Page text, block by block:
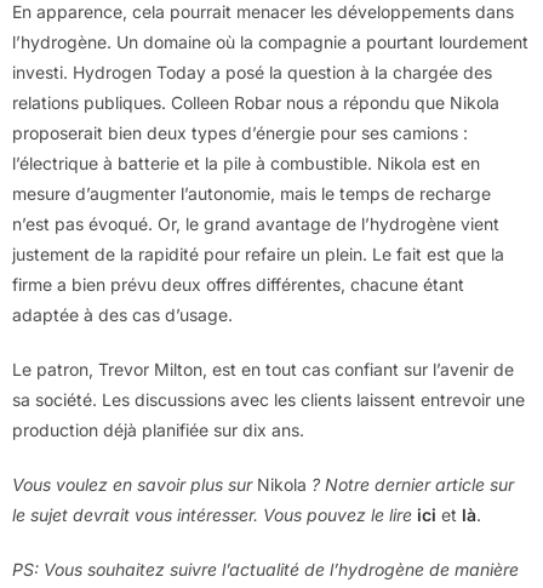
En apparence, cela pourrait menacer les développements dans
l’hydrogène. Un domaine où la compagnie a pourtant lourdement
investi. Hydrogen Today a posé la question à la chargée des
relations publiques. Colleen Robar nous a répondu que Nikola
proposerait bien deux types d’énergie pour ses camions :
l’électrique à batterie et la pile à combustible. Nikola est en
mesure d’augmenter l’autonomie, mais le temps de recharge
n’est pas évoqué. Or, le grand avantage de l’hydrogène vient
justement de la rapidité pour refaire un plein. Le fait est que la
firme a bien prévu deux offres différentes, chacune étant
adaptée à des cas d’usage.
Le patron, Trevor Milton, est en tout cas confiant sur l’avenir de
sa société. Les discussions avec les clients laissent entrevoir une
production déjà planifiée sur dix ans.
Vous voulez en savoir plus sur Nikola ? Notre dernier article sur
le sujet devrait vous intéresser. Vous pouvez le lire ici et là.
PS: Vous souhaitez suivre l’actualité de l’hydrogène de manière